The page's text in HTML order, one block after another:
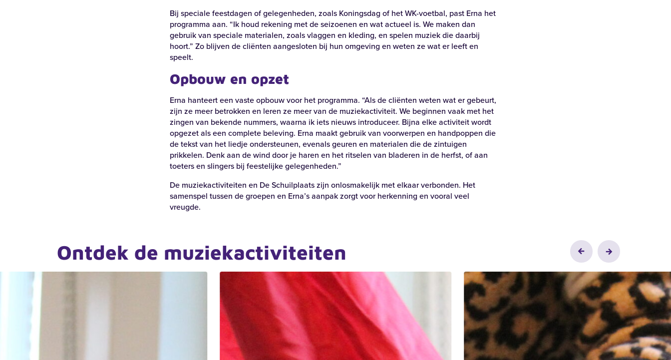
Bij speciale feestdagen of gelegenheden, zoals Koningsdag of het WK-voetbal, past Erna het
programma aan. “Ik houd rekening met de seizoenen en wat actueel is. We maken dan
gebruik van speciale materialen, zoals vlaggen en kleding, en spelen muziek die daarbij
hoort.” Zo blijven de cliënten aangesloten bij hun omgeving en weten ze wat er leeft en
speelt.
Opbouw en opzet
Erna hanteert een vaste opbouw voor het programma. “Als de cliënten weten wat er gebeurt,
zijn ze meer betrokken en leren ze meer van de muziekactiviteit. We beginnen vaak met het
zingen van bekende nummers, waarna ik iets nieuws introduceer. Bijna elke activiteit wordt
opgezet als een complete beleving. Erna maakt gebruik van voorwerpen en handpoppen die
de tekst van het liedje ondersteunen, evenals geuren en materialen die de zintuigen
prikkelen. Denk aan de wind door je haren en het ritselen van bladeren in de herfst, of aan
toeters en slingers bij feestelijke gelegenheden.”
De muziekactiviteiten en De Schuilplaats zijn onlosmakelijk met elkaar verbonden. Het
samenspel tussen de groepen en Erna’s aanpak zorgt voor herkenning en vooral veel
vreugde.
Ontdek de muziekactiviteiten
Zoeken